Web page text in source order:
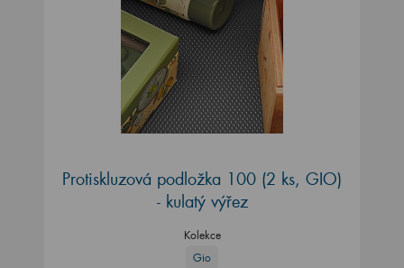
Protiskluzová podložka 100 (2 ks, GIO)
- kulatý výřez
Kolekce
Gio